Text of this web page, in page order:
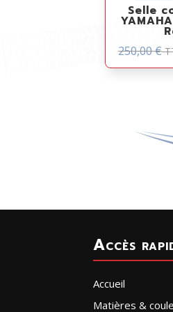
Selle
250,00€
Accès
Accueil
Matières &